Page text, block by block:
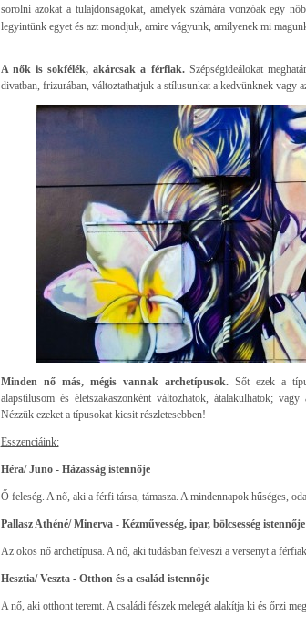
sorolni azokat a tulajdonságokat, amelyek számára vonzóak egy
legyintünk egyet és azt mondjuk, amire vágyunk, amilyenek mi
A nők is sokfélék, akárcsak a férfiak.Szépségideálokat
divatban, frizurában, változtathatjuk a stílusunkat a kedvünknek vagy
Minden nő más, mégis vannak archetípusok.Sőt ezek a
alapstílusom és életszakaszonként változhatok, átalakulhatok;
Nézzük ezeket a típusokat kicsit részletesebben!
Esszenciáink:
Héra/ Juno - Házasság istennője
Ő feleség. A nő, aki a férfi társa, támasza. A mindennapok hűséges,
Pallasz Athéné/ Minerva - Kézművesség, ipar, bölcsesség istennője
Az okos nő archetípusa. A nő, aki tudásban felveszi a versenyt a
Hesztia/ Veszta - Otthon és a család istennője
A nő, aki otthont teremt. A családi fészek melegét alakítja ki és őrzi meg.